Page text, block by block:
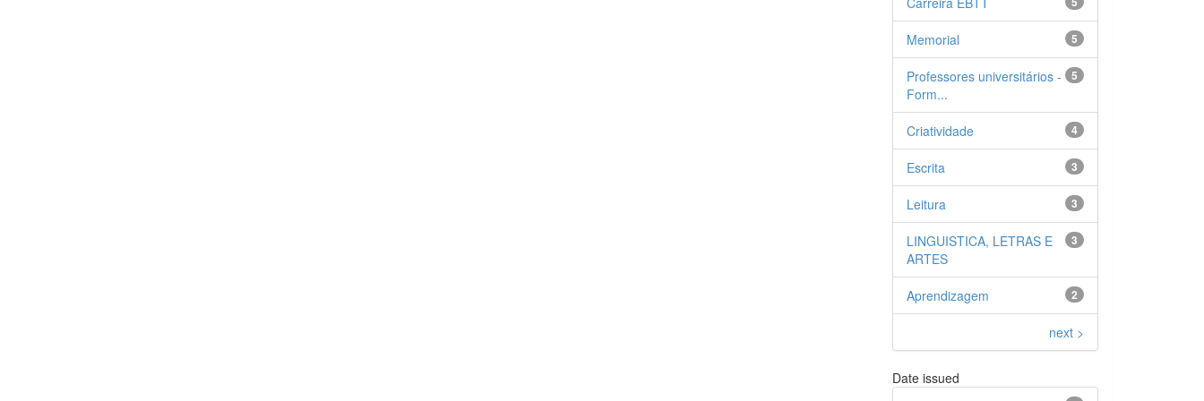
5
Memorial
5
Professores universitários -
Form...
4
Criatividade
3
Escrita
3
Leitura
3
LINGUISTICA, LETRAS E
ARTES
2
Aprendizagem
next >
Date issued